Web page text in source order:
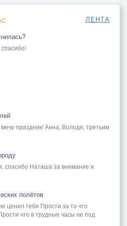
ЛЕНТА
праздник! Анна, Володя, третьим
спасибо Наташа за внимание и
полётов
ценил тебя Прости за то что
что в трудные часы не под